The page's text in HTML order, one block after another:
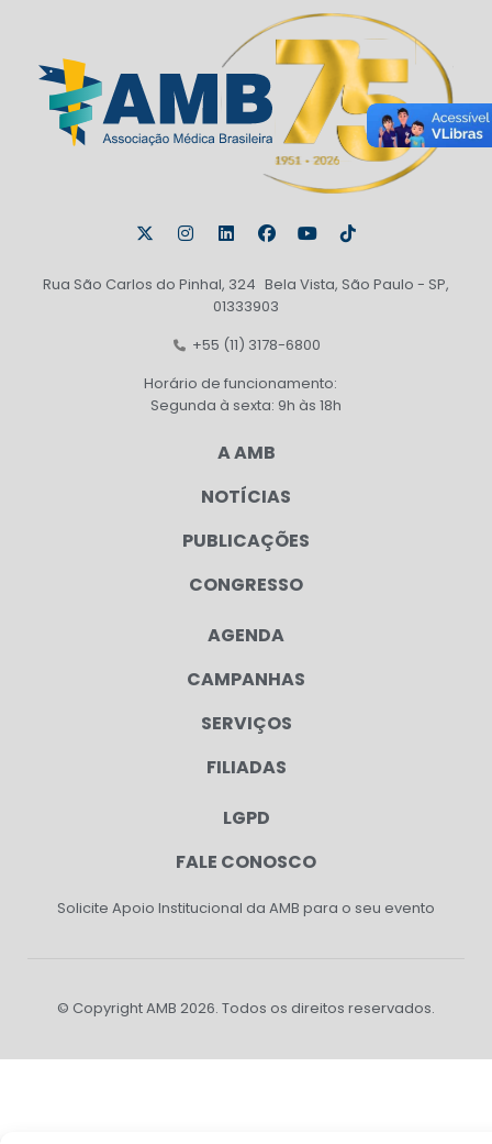
Rua São Carlos do Pinhal, 324 Bela Vista, São Paulo - SP,
01333903
+55 (11) 3178-6800
Horário de funcionamento:
Segunda à sexta: 9h às 18h
A AMB
NOTÍCIAS
PUBLICAÇÕES
CONGRESSO
AGENDA
CAMPANHAS
SERVIÇOS
FILIADAS
LGPD
FALE CONOSCO
Solicite Apoio Institucional da AMB para o seu evento
© Copyright AMB 2026. Todos os direitos reservados.